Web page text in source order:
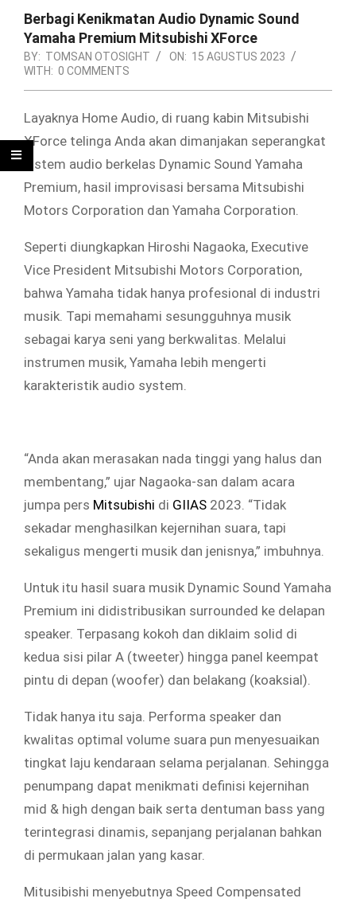
Berbagi Kenikmatan Audio Dynamic Sound
Yamaha Premium Mitsubishi XForce
BY: TOMSAN OTOSIGHT ON: 15 AGUSTUS 2023
WITH: 0 COMMENTS
Layaknya Home Audio, di ruang kabin Mitsubishi
XForce telinga Anda akan dimanjakan seperangkat
sistem audio berkelas Dynamic Sound Yamaha
Premium, hasil improvisasi bersama Mitsubishi
Motors Corporation dan Yamaha Corporation.
Seperti diungkapkan Hiroshi Nagaoka, Executive
Vice President Mitsubishi Motors Corporation,
bahwa Yamaha tidak hanya profesional di industri
musik. Tapi memahami sesungguhnya musik
sebagai karya seni yang berkwalitas. Melalui
instrumen musik, Yamaha lebih mengerti
karakteristik audio system.
“Anda akan merasakan nada tinggi yang halus dan
membentang,” ujar Nagaoka-san dalam acara
jumpa pers Mitsubishi di GIIAS 2023. “Tidak
sekadar menghasilkan kejernihan suara, tapi
sekaligus mengerti musik dan jenisnya,” imbuhnya.
Untuk itu hasil suara musik Dynamic Sound Yamaha
Premium ini didistribusikan surrounded ke delapan
speaker. Terpasang kokoh dan diklaim solid di
kedua sisi pilar A (tweeter) hingga panel keempat
pintu di depan (woofer) dan belakang (koaksial).
Tidak hanya itu saja. Performa speaker dan
kwalitas optimal volume suara pun menyesuaikan
tingkat laju kendaraan selama perjalanan. Sehingga
penumpang dapat menikmati definisi kejernihan
mid & high dengan baik serta dentuman bass yang
terintegrasi dinamis, sepanjang perjalanan bahkan
di permukaan jalan yang kasar.
Mitusibishi menyebutnya Speed Compensated